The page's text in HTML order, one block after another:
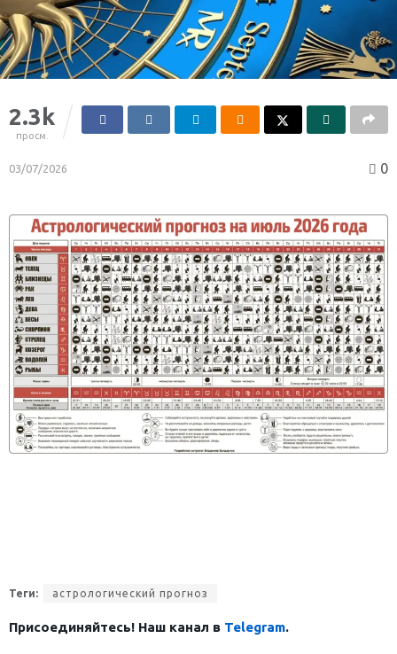
2.3k
просм.
03/07/2026 0
Теги: астрологический прогноз
Присоединяйтесь! Наш канал в Telegram.